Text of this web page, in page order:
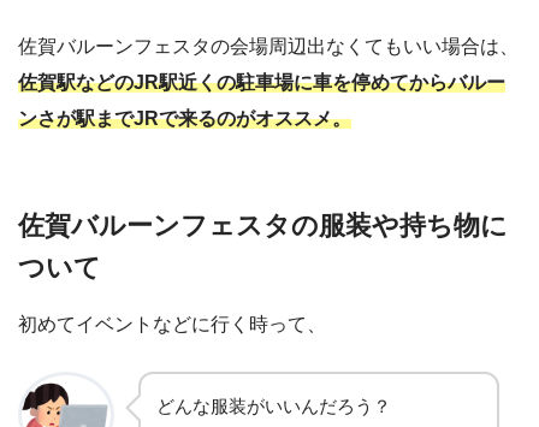
佐賀バルーンフェスタの会場周辺出なくてもいい場合は、
佐賀駅などのJR駅近くの駐車場に車を停めてからバルー
ンさが駅までJRで来るのがオススメ。
佐賀バルーンフェスタの服装や持ち物に
ついて
初めてイベントなどに行く時って、
どんな服装がいいんだろう？